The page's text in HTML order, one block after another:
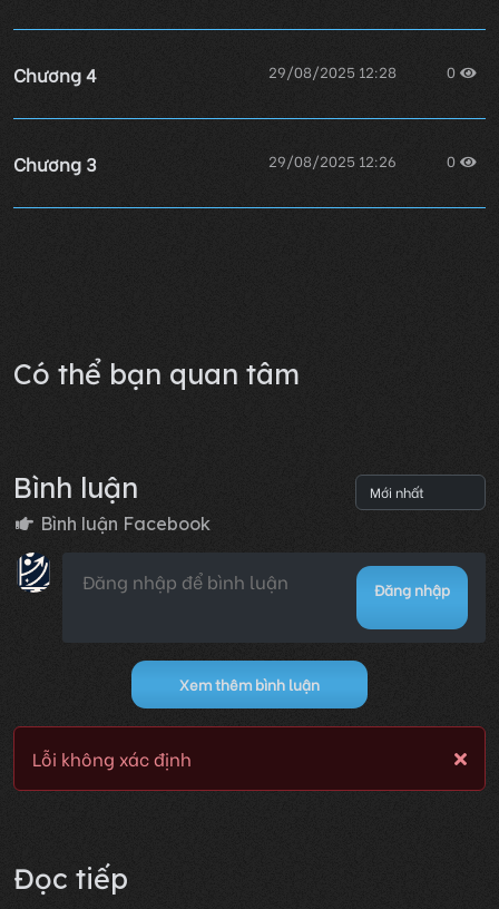
Chương 4 29/08/2025 12:28 0
Chương 3 29/08/2025 12:26 0
Có thể bạn quan tâm
Bình luận
Bình luận Facebook
Đăng nhập
Xem thêm bình luận
Lỗi không xác định
Đọc tiếp